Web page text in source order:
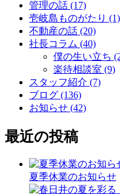
管理の話 (17)
壱岐島ものがたり (1)
不動産の話 (20)
社長コラム (40)
僕の生い立ち
楽待相談室 (9)
スタッフ紹介 (7)
ブログ (136)
お知らせ (42)
最近の投稿
夏季休業のお知らせ